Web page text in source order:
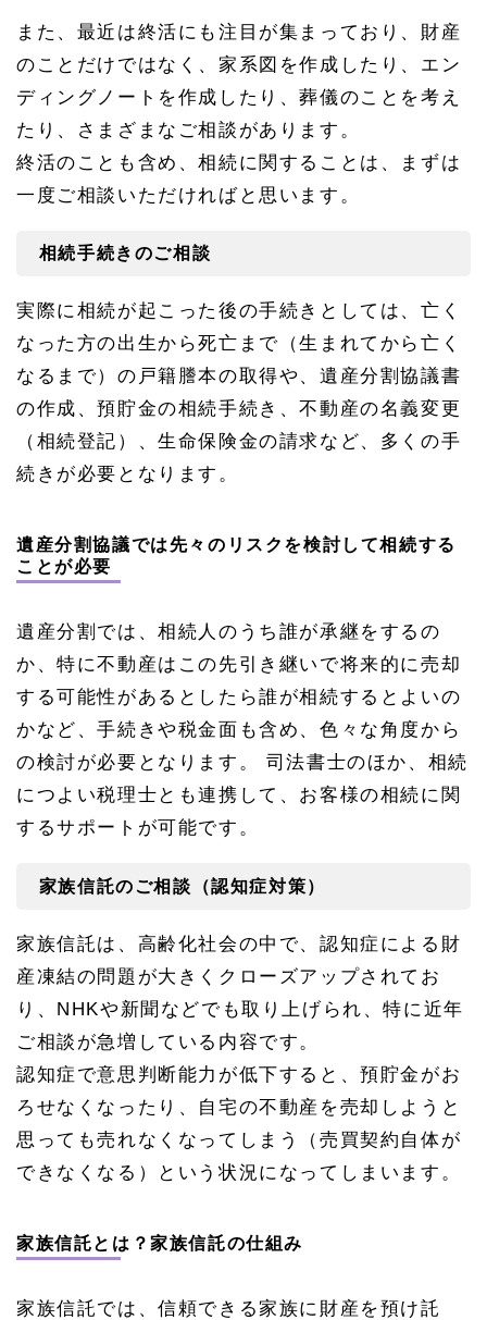
また、最近は終活にも注目が集まっており、財産
のことだけではなく、家系図を作成したり、エン
ディングノートを作成したり、葬儀のことを考え
たり、さまざまなご相談があります。
終活のことも含め、相続に関することは、まずは
一度ご相談いただければと思います。
相続手続きのご相談
実際に相続が起こった後の手続きとしては、亡く
なった方の出生から死亡まで（生まれてから亡く
なるまで）の戸籍謄本の取得や、遺産分割協議書
の作成、預貯金の相続手続き、不動産の名義変更
（相続登記）、生命保険金の請求など、多くの手
続きが必要となります。
遺産分割協議では先々のリスクを検討して相続する
ことが必要
遺産分割では、相続人のうち誰が承継をするの
か、特に不動産はこの先引き継いで将来的に売却
する可能性があるとしたら誰が相続するとよいの
かなど、手続きや税金面も含め、色々な角度から
の検討が必要となります。 司法書士のほか、相続
につよい税理士とも連携して、お客様の相続に関
するサポートが可能です。
家族信託のご相談（認知症対策）
家族信託は、高齢化社会の中で、認知症による財
産凍結の問題が大きくクローズアップされてお
り、NHKや新聞などでも取り上げられ、特に近年
ご相談が急増している内容です。
認知症で意思判断能力が低下すると、預貯金がお
ろせなくなったり、自宅の不動産を売却しようと
思っても売れなくなってしまう（売買契約自体が
できなくなる）という状況になってしまいます。
家族信託とは？家族信託の仕組み
家族信託では、信頼できる家族に財産を預け託